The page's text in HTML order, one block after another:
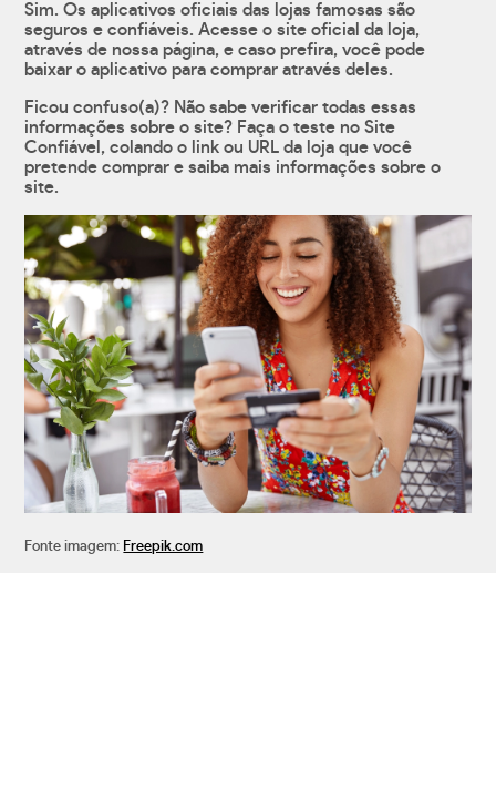
Sim. Os aplicativos oficiais das lojas famosas são
seguros e confiáveis. Acesse o site oficial da loja,
através de nossa página, e caso prefira, você pode
baixar o aplicativo para comprar através deles.
Ficou confuso(a)? Não sabe verificar todas essas
informações sobre o site? Faça o teste no Site
Confiável, colando o link ou URL da loja que você
pretende comprar e saiba mais informações sobre o
site.
Fonte imagem: Freepik.com